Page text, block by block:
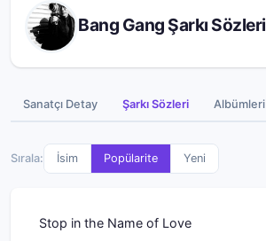
Bang Gang Şarkı Sözleri
Sanatçı Detay Şarkı Sözleri Albümleri
Sırala: İsim Popülarite Yeni
Stop in the Name of Love